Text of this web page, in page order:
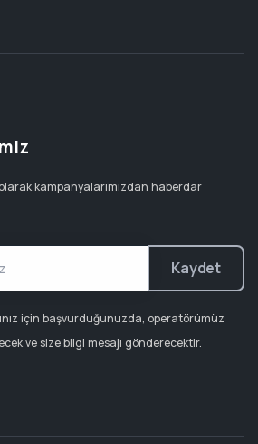
kampanyalarımızdan haberdar
Kaydet
için başvurduğunuzda, operatörümüz
ve size bilgi mesajı gönderecektir.